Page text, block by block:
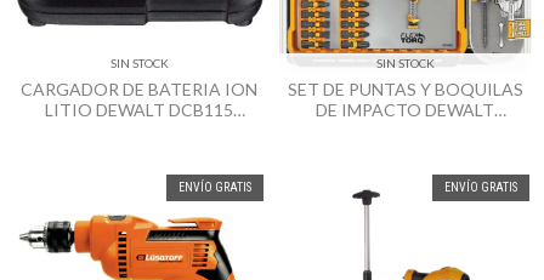
SIN STOCK
CARGADOR DE BATERIA ION
LITIO DEWALT DCB115
SIN STOCK
SET DE PUNTAS Y BOQUILAS
DE IMPACTO DEWALT
ENVÍO GRATIS ENVÍO GRATIS